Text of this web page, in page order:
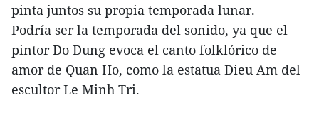
pinta juntos su propia temporada lunar.
Podría ser la temporada del sonido, ya que el
pintor Do Dung evoca el canto folklórico de
amor de Quan Ho, como la estatua Dieu Am del
escultor Le Minh Tri.